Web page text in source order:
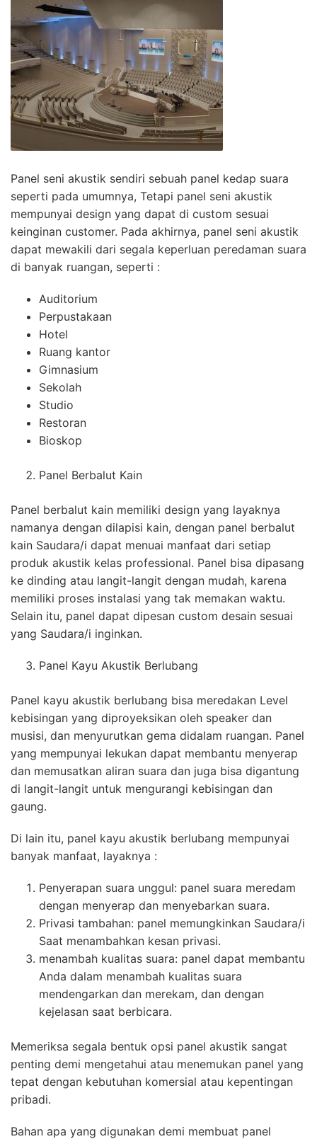
Panel seni akustik sendiri sebuah panel kedap suara
seperti pada umumnya, Tetapi panel seni akustik
mempunyai design yang dapat di custom sesuai
keinginan customer. Pada akhirnya, panel seni akustik
dapat mewakili dari segala keperluan peredaman suara
di banyak ruangan, seperti :
Auditorium
Perpustakaan
Hotel
Ruang kantor
Gimnasium
Sekolah
Studio
Restoran
Bioskop
Panel Berbalut Kain
Panel berbalut kain memiliki design yang layaknya
namanya dengan dilapisi kain, dengan panel berbalut
kain Saudara/i dapat menuai manfaat dari setiap
produk akustik kelas professional. Panel bisa dipasang
ke dinding atau langit-langit dengan mudah, karena
memiliki proses instalasi yang tak memakan waktu.
Selain itu, panel dapat dipesan custom desain sesuai
yang Saudara/i inginkan.
Panel Kayu Akustik Berlubang
Panel kayu akustik berlubang bisa meredakan Level
kebisingan yang diproyeksikan oleh speaker dan
musisi, dan menyurutkan gema didalam ruangan. Panel
yang mempunyai lekukan dapat membantu menyerap
dan memusatkan aliran suara dan juga bisa digantung
di langit-langit untuk mengurangi kebisingan dan
gaung.
Di lain itu, panel kayu akustik berlubang mempunyai
banyak manfaat, layaknya :
Penyerapan suara unggul: panel suara meredam
dengan menyerap dan menyebarkan suara.
Privasi tambahan: panel memungkinkan Saudara/i
Saat menambahkan kesan privasi.
menambah kualitas suara: panel dapat membantu
Anda dalam menambah kualitas suara
mendengarkan dan merekam, dan dengan
kejelasan saat berbicara.
Memeriksa segala bentuk opsi panel akustik sangat
penting demi mengetahui atau menemukan panel yang
tepat dengan kebutuhan komersial atau kepentingan
pribadi.
Bahan apa yang digunakan demi membuat panel